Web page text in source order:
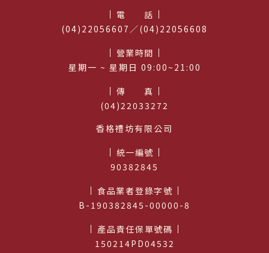
電話
(04)22056607／(04)22056608
營業時間
星期⼀ ~ 星期日 09:00~21:00
傳真
(04)22033272
香格禮坊有限公司
統一編號
90382845
食品業者登錄字號
B-190382845-00000-8
產品責任保單號碼
150214PD04532